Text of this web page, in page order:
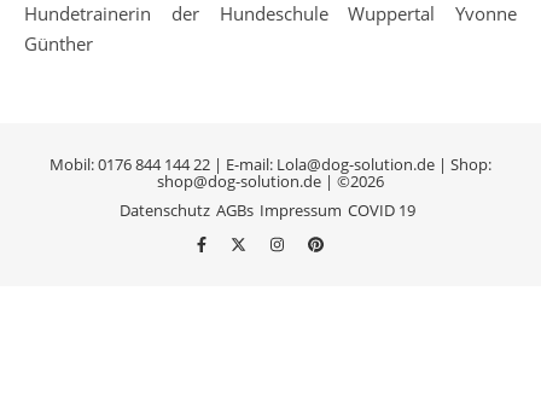
Hundetrainerin der Hundeschule Wuppertal Yvonne
Günther
Mobil: 0176 844 144 22 | E-mail: Lola@dog-solution.de | Shop:
shop@dog-solution.de | ©2026
Datenschutz AGBs Impressum COVID 19